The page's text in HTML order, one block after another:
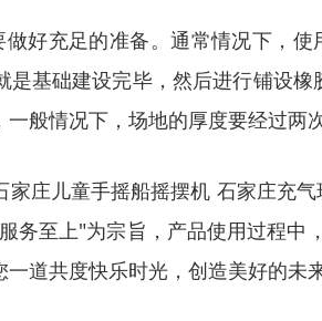
好充足的准备。通常情况下，
基础建设完毕，然后进行铺设
般情况下，场地的厚度要经过两
庄儿童手摇船摇摆机 石家庄充
务至上"为宗旨，产品使用过程
道共度快乐时光，创造美好的未